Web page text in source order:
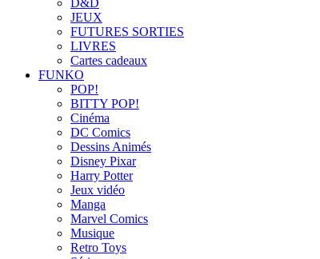
D&D
JEUX
FUTURES SORTIES
LIVRES
Cartes cadeaux
FUNKO
POP!
BITTY POP!
Cinéma
DC Comics
Dessins Animés
Disney Pixar
Harry Potter
Jeux vidéo
Manga
Marvel Comics
Musique
Retro Toys